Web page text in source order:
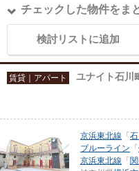
チェックした物件をま
検討リストに追加
賃貸｜アパート ユナイト石川
京浜東北線 「
ブルーライン 「
京浜東北線 「